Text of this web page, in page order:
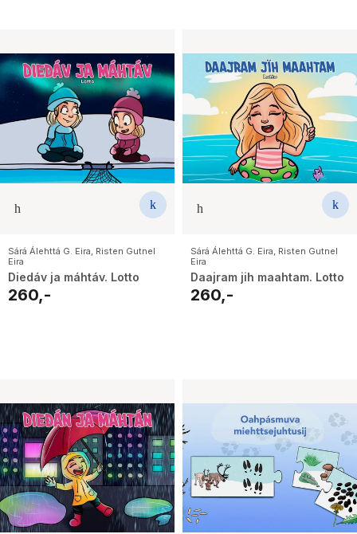
Sárá Álehttá G. Eira Risten Gutnel
Eira
Diedáv ja máhtáv. Lotto
260,-
Sárá Álehttá G. Eira Risten Gutnel
Eira
Daajram jih maahtam. Lotto
260,-